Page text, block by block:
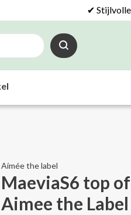
✔
Aímée the label
MaeviaS6 top
Aimee the Label